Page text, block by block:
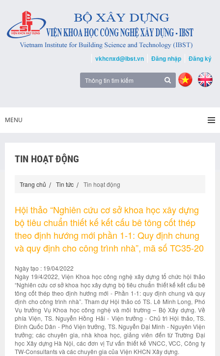
vkhcnxd@ibst.vn Đăng nhập Đăng ký
MENU
TIN HOẠT ĐỘNG
Trang chủ Tin tức Tin hoạt động
Hội thảo “Nghiên cứu cơ sở khoa học xây dựng
bộ tiêu chuẩn thiết kế kết cấu bê tông cốt thép
theo định hướng mới phần 1-1: Quy định chung
và quy định cho công trình nhà”, mã số TC35-20
Ngày tạo : 19/04/2022
Ngày 19/4/2022, Viện Khoa học công nghệ xây dựng tổ chức hội thảo
“Nghiên cứu cơ sở khoa học xây dựng bộ tiêu chuẩn thiết kế kết cấu bê
tông cốt thép theo định hướng mới - Phần 1-1: quy định chung và quy
định cho công trình nhà”. Tham dự Hội thảo có TS. Lê Minh Long, Phó
Vụ trưởng Vụ Khoa học công nghệ và môi trường – Bộ Xây dựng. Về
phía Viện, TS. Nguyễn Hồng Hải - Viện trưởng - Chủ trì Hội thảo, TS.
Đinh Quốc Dân - Phó Viện trưởng, TS. Nguyễn Đại Minh - Nguyên Viện
trưởng; các chuyên gia, nhà khoa học, giảng viên đến từ Trường Đại
học Xây dựng Hà Nội, các đơn vị Tư vấn thiết kế VNCC, VCC, Công ty
TW-Consultants và các chuyên gia của Viện KHCN Xây dựng.